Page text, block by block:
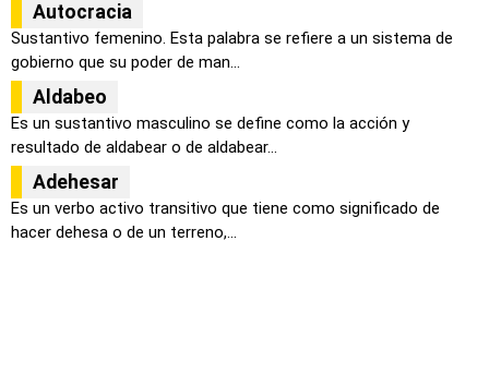
Autocracia
Sustantivo femenino. Esta palabra se refiere a un sistema de
gobierno que su poder de man...
Aldabeo
Es un sustantivo masculino se define como la acción y
resultado de aldabear o de aldabear...
Adehesar
Es un verbo activo transitivo que tiene como significado de
hacer dehesa o de un terreno,...